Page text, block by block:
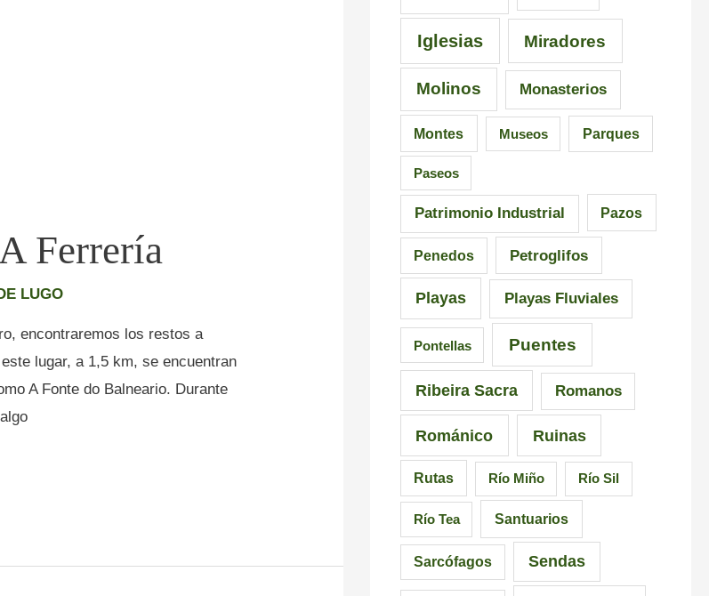
Ferrería
LUGO
encontraremos los restos a
lugar, a 1,5 km, se encuentran
A Fonte do Balneario. Durante
Iglesias Miradores
Molinos Monasterios
Montes Museos Parques
Paseos
Patrimonio Industrial Pazos
Penedos Petroglifos
Playas Playas Fluviales
Pontellas Puentes
Ribeira Sacra Romanos
Románico Ruinas
Rutas Río Miño Río Sil
Río Tea Santuarios
Sarcófagos Sendas